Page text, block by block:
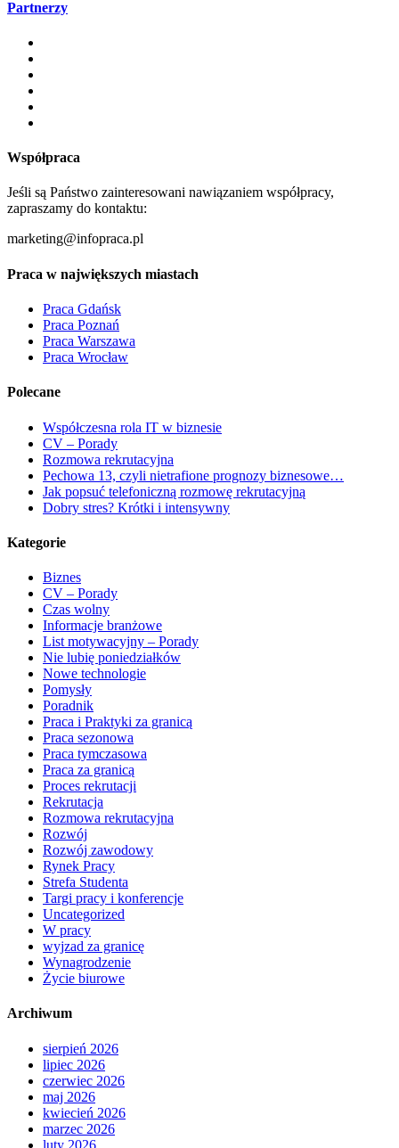
Partnerzy
Współpraca
Jeśli są Państwo zainteresowani nawiązaniem współpracy,
zapraszamy do kontaktu:
marketing@infopraca.pl
Praca w największych miastach
Praca Gdańsk
Praca Poznań
Praca Warszawa
Praca Wrocław
Polecane
Współczesna rola IT w biznesie
CV – Porady
Rozmowa rekrutacyjna
Pechowa 13, czyli nietrafione prognozy biznesowe…
Jak popsuć telefoniczną rozmowę rekrutacyjną
Dobry stres? Krótki i intensywny
Kategorie
Biznes
CV – Porady
Czas wolny
Informacje branżowe
List motywacyjny – Porady
Nie lubię poniedziałków
Nowe technologie
Pomysły
Poradnik
Praca i Praktyki za granicą
Praca sezonowa
Praca tymczasowa
Praca za granicą
Proces rekrutacji
Rekrutacja
Rozmowa rekrutacyjna
Rozwój
Rozwój zawodowy
Rynek Pracy
Strefa Studenta
Targi pracy i konferencje
Uncategorized
W pracy
wyjzad za granicę
Wynagrodzenie
Życie biurowe
Archiwum
sierpień 2026
lipiec 2026
czerwiec 2026
maj 2026
kwiecień 2026
marzec 2026
luty 2026